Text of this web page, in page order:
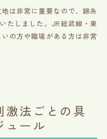
は非常に重要なので、錦糸
たしました。JR総武線・東
の方や職場がある方は非常
激法ごとの具
ュール